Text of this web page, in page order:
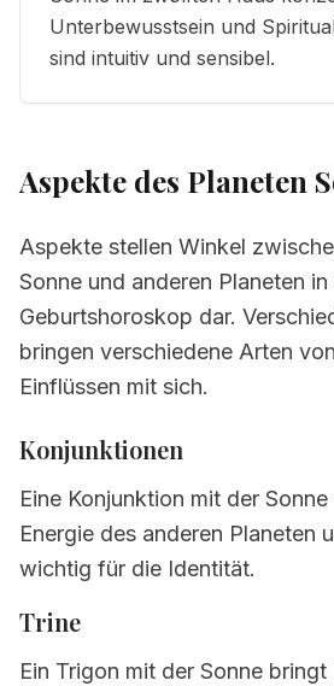
Unterbewusstsein und
sind intuitiv und sensibel.
Aspekte des Planeten
Aspekte stellen Winkel
Sonne und anderen Planeten in
Geburtshoroskop dar.
bringen verschiedene Arten
Einflüssen mit sich.
Konjunktionen
Eine Konjunktion mit der
Energie des anderen Planeten
wichtig für die Identität.
Trine
Ein Trigon mit der Sonne